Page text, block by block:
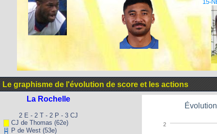
15-
Le graphisme de l'évolution de score et les actions
La Rochelle
2 E - 2 T - 2 P - 3 CJ
CJ de Thomas (62e)
P de West (53e)
2